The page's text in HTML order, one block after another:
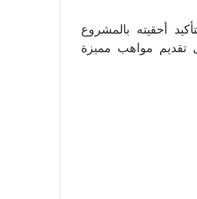
أحقيته بالمشروع
تقديم مواهب مميزة